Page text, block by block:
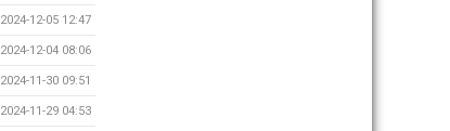
2024-12-05 12:47
2024-12-04 08:06
2024-11-30 09:51
2024-11-29 04:53